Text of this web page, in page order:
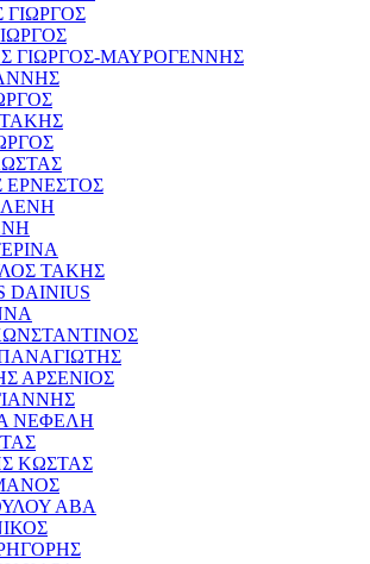
ΓΙΩΡΓΟΣ-ΜΑΥΡΟΓΕΝΝΗΣ
ΕΡΝΕΣΤΟΣ
ΤΑΚΗΣ
DAINIUS
ΑΡΣΕΝΙΟΣ
ΝΕΦΕΛΗ
ΚΩΣΤΑΣ
ΑΒΑ